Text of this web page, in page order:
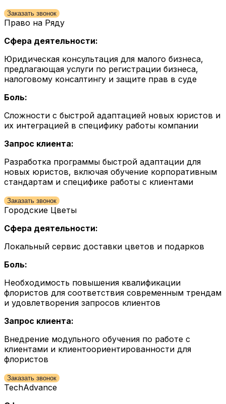
Заказать звонок
Право на Ряду
Сфера деятельности:
Юридическая консультация для малого бизнеса,
предлагающая услуги по регистрации бизнеса,
налоговому консалтингу и защите прав в суде
Боль:
Сложности с быстрой адаптацией новых юристов и
их интеграцией в специфику работы компании
Запрос клиента:
Разработка программы быстрой адаптации для
новых юристов, включая обучение корпоративным
стандартам и специфике работы с клиентами
Заказать звонок
Городские Цветы
Сфера деятельности:
Локальный сервис доставки цветов и подарков
Боль:
Необходимость повышения квалификации
флористов для соответствия современным трендам
и удовлетворения запросов клиентов
Запрос клиента:
Внедрение модульного обучения по работе с
клиентами и клиентоориентированности для
флористов
Заказать звонок
TechAdvance